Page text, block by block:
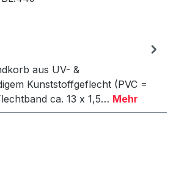
aus UV- &
Kunststoffgeflecht (PVC =
ca. 13 x 1,5… Mehr